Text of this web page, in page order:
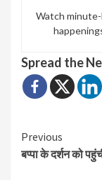
Watch
Spread the
Continue
Reading
Previous
बप्पा के दर्शन को